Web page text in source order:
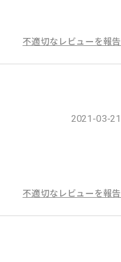
不適切なレビューを報告
2021-03-21
不適切なレビューを報告